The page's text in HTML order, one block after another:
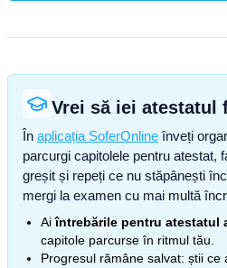
Vrei să iei atestatul
În aplicația SoferOnline înveți
parcurgi capitolele pentru atestat,
greșit și repeți ce nu stăpânești
mergi la examen cu mai multă
Aiîntrebările pentru atestatul
capitole parcurse în ritmul tău.
Progresul rămâne salvat: știi ce